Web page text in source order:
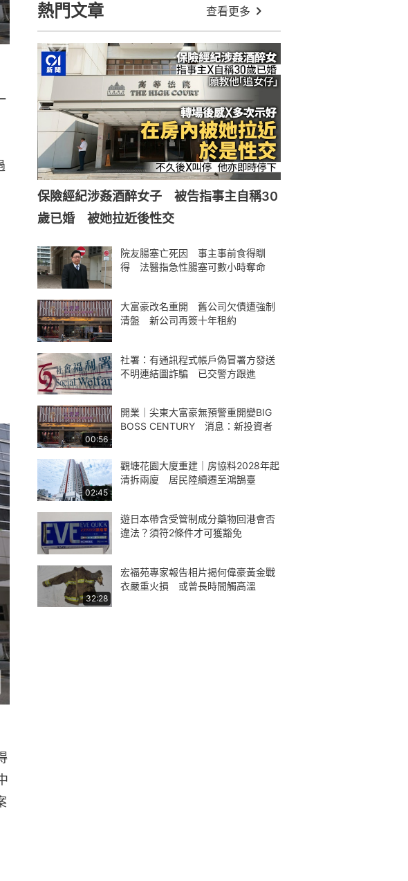
熱門文章 查看更多
保險經紀涉姦酒醉女子 被告指事主自稱30
歲已婚 被她拉近後性交
院友腸塞亡死因 事主事前食得瞓
得 法醫指急性腸塞可數小時奪命
大富豪改名重開 舊公司欠債遭強制
清盤 新公司再簽十年租約
社署：有通訊程式帳戶偽冒署方發送
不明連結圖詐騙 已交警方跟進
00:56
開業｜尖東大富豪無預警重開變BIG
BOSS CENTURY 消息：新投資者
02:45
觀塘花園大廈重建｜房協料2028年起
清拆兩廈 居民陸續遷至鴻鵠臺
遊日本帶含受管制成分藥物回港會否
違法？須符2條件才可獲豁免
32:28
宏福苑專家報告相片揭何偉豪黃金戰
衣嚴重火損 或曾長時間觸高溫